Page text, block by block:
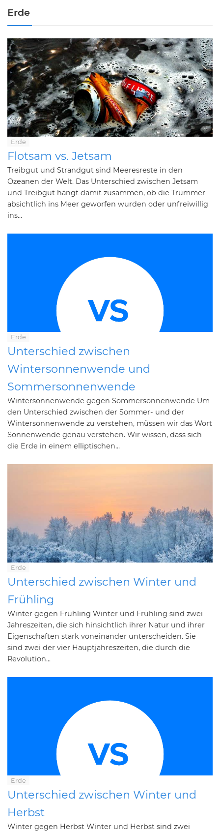
Erde
Erde
Flotsam vs. Jetsam
Treibgut und Strandgut sind Meeresreste in den
Ozeanen der Welt. Das Unterschied zwischen Jetsam
und Treibgut hängt damit zusammen, ob die Trümmer
absichtlich ins Meer geworfen wurden oder unfreiwillig
ins...
Erde
Unterschied zwischen
Wintersonnenwende und
Sommersonnenwende
Wintersonnenwende gegen Sommersonnenwende Um
den Unterschied zwischen der Sommer- und der
Wintersonnenwende zu verstehen, müssen wir das Wort
Sonnenwende genau verstehen. Wir wissen, dass sich
die Erde in einem elliptischen...
Erde
Unterschied zwischen Winter und
Frühling
Winter gegen Frühling Winter und Frühling sind zwei
Jahreszeiten, die sich hinsichtlich ihrer Natur und ihrer
Eigenschaften stark voneinander unterscheiden. Sie
sind zwei der vier Hauptjahreszeiten, die durch die
Revolution...
Erde
Unterschied zwischen Winter und
Herbst
Winter gegen Herbst Winter und Herbst sind zwei